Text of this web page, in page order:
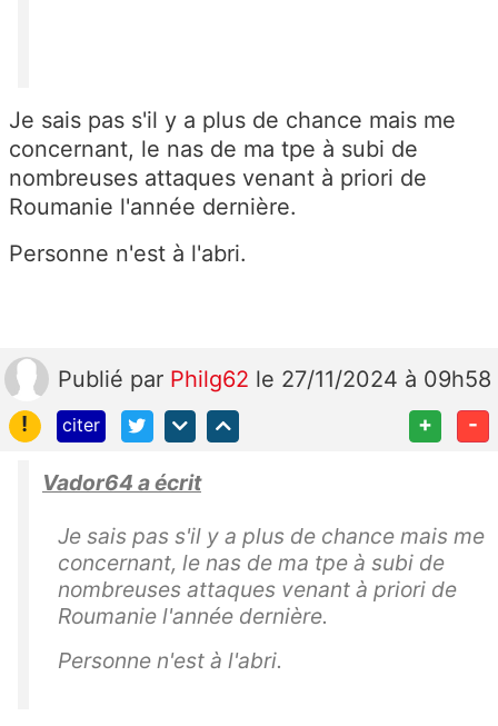
Je sais pas s'il y a plus de chance mais me
concernant, le nas de ma tpe à subi de
nombreuses attaques venant à priori de
Roumanie l'année dernière.
Personne n'est à l'abri.
Publié par Philg62 le 27/11/2024 à 09h58
!
citer + -
Vador64 a écrit
Je sais pas s'il y a plus de chance mais me
concernant, le nas de ma tpe à subi de
nombreuses attaques venant à priori de
Roumanie l'année dernière.
Personne n'est à l'abri.